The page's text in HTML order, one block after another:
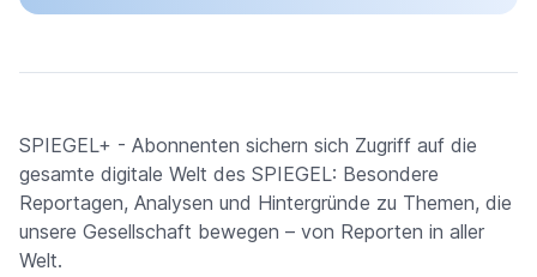
SPIEGEL+ - Abonnenten sichern sich Zugriff auf die
gesamte digitale Welt des SPIEGEL: Besondere
Reportagen, Analysen und Hintergründe zu Themen, die
unsere Gesellschaft bewegen – von Reporten in aller
Welt.